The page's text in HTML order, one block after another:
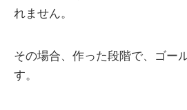
れません。
その場合、作った段階で、ゴー
す。